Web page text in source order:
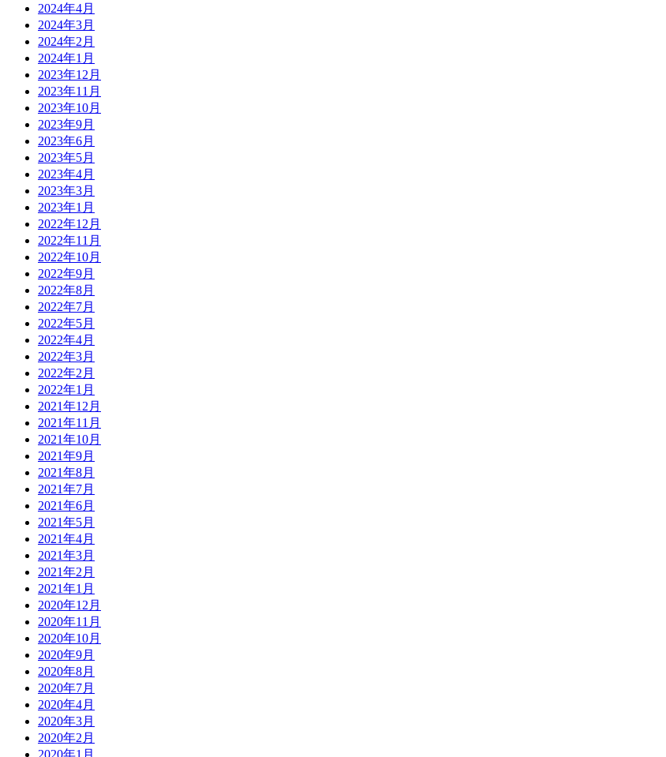
2024年4月
2024年3月
2024年2月
2024年1月
2023年12月
2023年11月
2023年10月
2023年9月
2023年6月
2023年5月
2023年4月
2023年3月
2023年1月
2022年12月
2022年11月
2022年10月
2022年9月
2022年8月
2022年7月
2022年5月
2022年4月
2022年3月
2022年2月
2022年1月
2021年12月
2021年11月
2021年10月
2021年9月
2021年8月
2021年7月
2021年6月
2021年5月
2021年4月
2021年3月
2021年2月
2021年1月
2020年12月
2020年11月
2020年10月
2020年9月
2020年8月
2020年7月
2020年4月
2020年3月
2020年2月
2020年1月